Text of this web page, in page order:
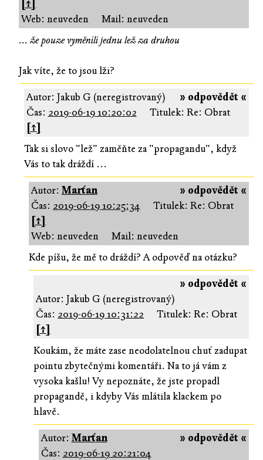
[↑]
Web: neuveden
Mail: neuveden
... že pouze vyměnili jednu lež za druhou
Jak víte, že to jsou lži?
» odpovědět «
Autor: Jakub G (neregistrovaný)
Čas: 2019-06-19 10:20:02
Titulek: Re: Obrat
[↑]
Tak si slovo "lež" zaměňte za "propagandu", když
Vás to tak dráždí ...
» odpovědět «
Autor: Marťan
Čas: 2019-06-19 10:25:34
Titulek: Re: Obrat
[↑]
Web: neuveden
Mail: neuveden
Kde píšu, že mě to dráždí? A odpověď na otázku?
» odpovědět «
Autor: Jakub G (neregistrovaný)
Čas: 2019-06-19 10:31:22
Titulek: Re: Obrat
[↑]
Koukám, že máte zase neodolatelnou chuť zadupat
pointu zbytečnými komentáři. Na to já vám z
vysoka kašlu! Vy nepoznáte, že jste propadl
propagandě, i kdyby Vás mlátila klackem po
hlavě.
» odpovědět «
Autor: Marťan
Čas: 2019-06-19 20:21:04